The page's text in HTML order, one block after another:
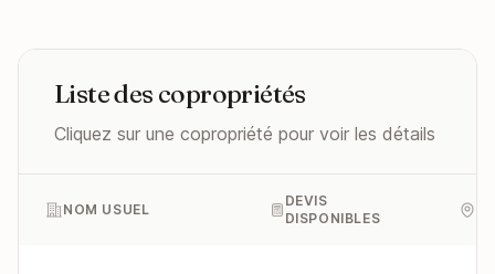
Liste des copropriétés
Cliquez sur une copropriété pour voir les détails
NOM USUEL
DEVIS
DISPONIBLES